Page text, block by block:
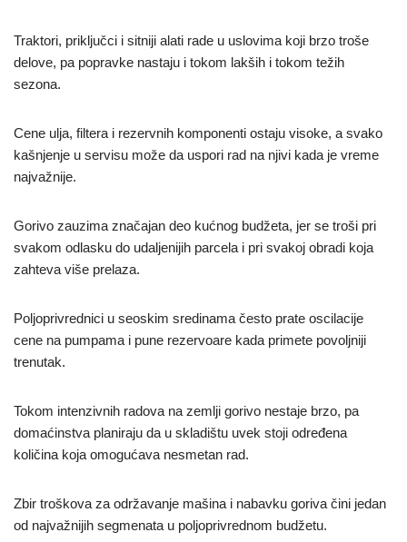
Traktori, priključci i sitniji alati rade u uslovima koji brzo troše
delove, pa popravke nastaju i tokom lakših i tokom težih
sezona.
Cene ulja, filtera i rezervnih komponenti ostaju visoke, a svako
kašnjenje u servisu može da uspori rad na njivi kada je vreme
najvažnije.
Gorivo zauzima značajan deo kućnog budžeta, jer se troši pri
svakom odlasku do udaljenijih parcela i pri svakoj obradi koja
zahteva više prelaza.
Poljoprivrednici u seoskim sredinama često prate oscilacije
cene na pumpama i pune rezervoare kada primete povoljniji
trenutak.
Tokom intenzivnih radova na zemlji gorivo nestaje brzo, pa
domaćinstva planiraju da u skladištu uvek stoji određena
količina koja omogućava nesmetan rad.
Zbir troškova za održavanje mašina i nabavku goriva čini jedan
od najvažnijih segmenata u poljoprivrednom budžetu.